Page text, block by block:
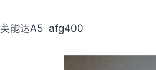
美能达A5 afg400